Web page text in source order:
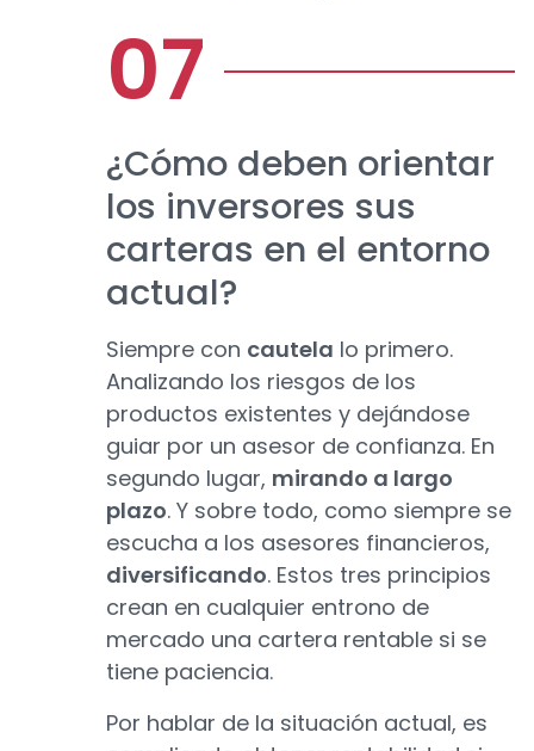
¿Cómo deben orientar
los inversores sus
carteras en el entorno
actual?
Siempre con cautela lo primero.
Analizando los riesgos de los
productos existentes y dejándose
guiar por un asesor de confianza. En
segundo lugar, mirando a largo
plazo. Y sobre todo, como siempre se
escucha a los asesores financieros,
diversificando. Estos tres principios
crean en cualquier entrono de
mercado una cartera rentable si se
tiene paciencia.
Por hablar de la situación actual, es